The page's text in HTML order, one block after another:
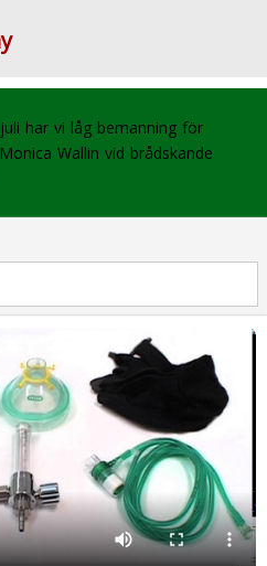
har vi låg bemanning för
Wallin vid brådskande